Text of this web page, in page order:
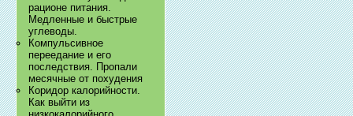
рационе питания.
Медленные и быстрые
углеводы.
Компульсивное
переедание и его
последствия. Пропали
месячные от похудения
Коридор калорийности.
Как выйти из